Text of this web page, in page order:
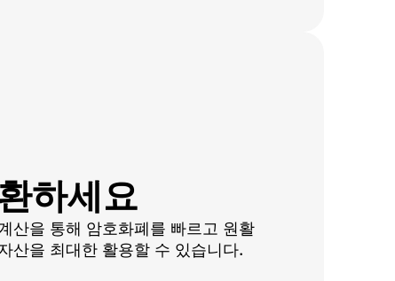
하세요
산을 통해 암호화폐를 빠르고 원활
산을 최대한 활용할 수 있습니다.